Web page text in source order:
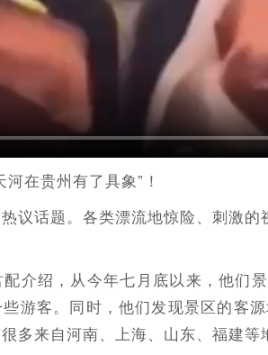
在贵州有了具象”！
议话题。各类漂流地惊险、刺激
介绍，从今年七月底以来，他们
游客。同时，他们发现景区的客
多来自河南、上海、山东、福建等